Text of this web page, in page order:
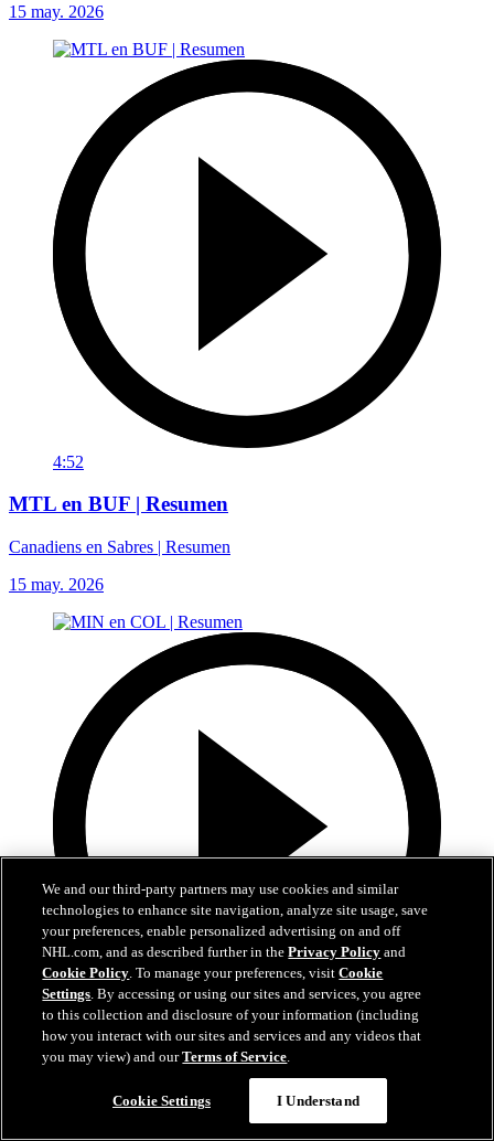
15 may. 2026
4:52
MTL en BUF | Resumen
Canadiens en Sabres | Resumen
15 may. 2026
5:00
Wild en Avalanche | Juego 5 | Resumen
We and our third-party partners may use cookies and similar
technologies to enhance site navigation, analyze site usage, save
your preferences, enable personalized advertising on and off
NHL.com, and as described further in thePrivacy Policy and
Cookie Policy. To manage your preferences, visitCookie
Settings. By accessing or using our sites and services, you agree
to this collection and disclosure of your information (including
how you interact with our sites and services and any videos that
you may view) and ourTerms of Service.
Cookie Settings I Understand